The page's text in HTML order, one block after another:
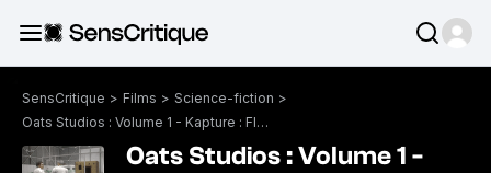
SensCritique > Films > Science-fiction >
Oats Studios : Volume 1 - Kapture : Fluke
Oats Studios : Volume 1 -